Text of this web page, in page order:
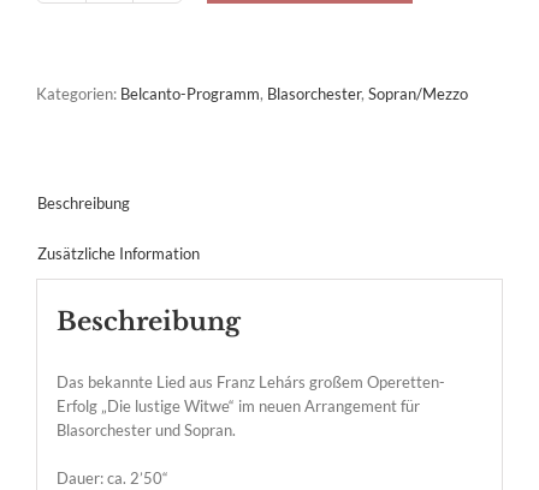
lustige
Kategorien: Belcanto-Programm, Blasorchester, Sopran/Mezzo
Beschreibung
Zusätzliche Information
Beschreibung
Das bekannte Lied aus Franz Lehárs großem Operetten-
Erfolg „Die lustige Witwe“ im neuen Arrangement für
Blasorchester und Sopran.
Dauer: ca. 2’50“